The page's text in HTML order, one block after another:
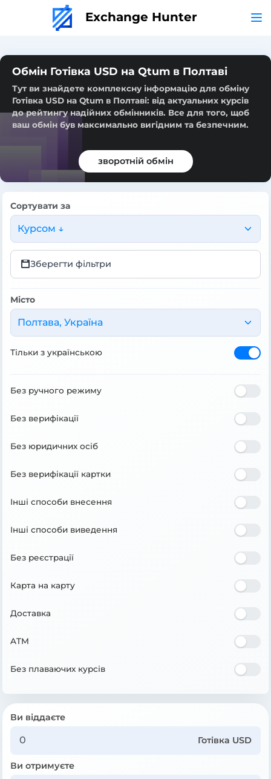
Exchange Hunter
Обмін Готівка USD на Qtum в Полтаві
Тут ви знайдете комплексну інформацію для обміну
Готівка USD на Qtum в Полтаві: від актуальних курсів
до рейтингу надійних обмінників. Все для того, щоб
ваш обмін був максимально вигідним та безпечним.
зворотній обмін
Сортувати за
Курсом ↓
Зберегти фільтри
Місто
Полтава, Україна
Тільки з українською
Без ручного режиму
Без верифікації
Без юридичних осіб
Без верифікації картки
Інші способи внесення
Інші способи виведення
Без реєстрації
Карта на карту
Доставка
ATM
Без плаваючих курсів
Ви віддаєте
Готівка USD
Ви отримуєте